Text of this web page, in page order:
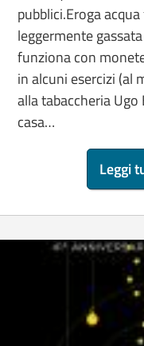
pubblici.Eroga
leggermente
funziona con
in alcuni esercizi (al
alla tabaccheria Ugo
casa…
Leggi